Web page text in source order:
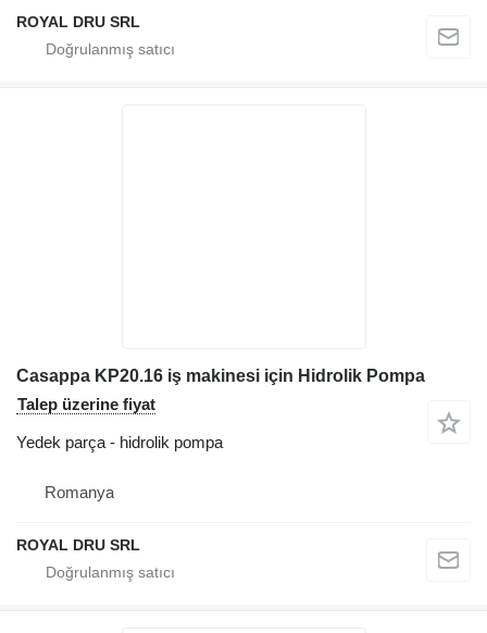
ROYAL DRU SRL
Casappa KP20.16 iş makinesi için Hidrolik Pompa
Talep üzerine fiyat
Yedek parça - hidrolik pompa
Romanya
ROYAL DRU SRL